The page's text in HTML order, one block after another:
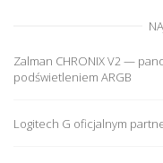
Zalman CHRONIX V2 —
podświetleniem ARGB
Logitech G oficjalnym